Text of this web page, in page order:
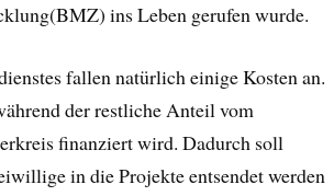
ins Leben gerufen wurde.
fallen natürlich einige Kosten an.
der restliche Anteil vom
finanziert wird. Dadurch soll
in die Projekte entsendet werden